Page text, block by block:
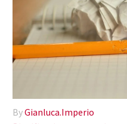
ByGianluca.Imperio